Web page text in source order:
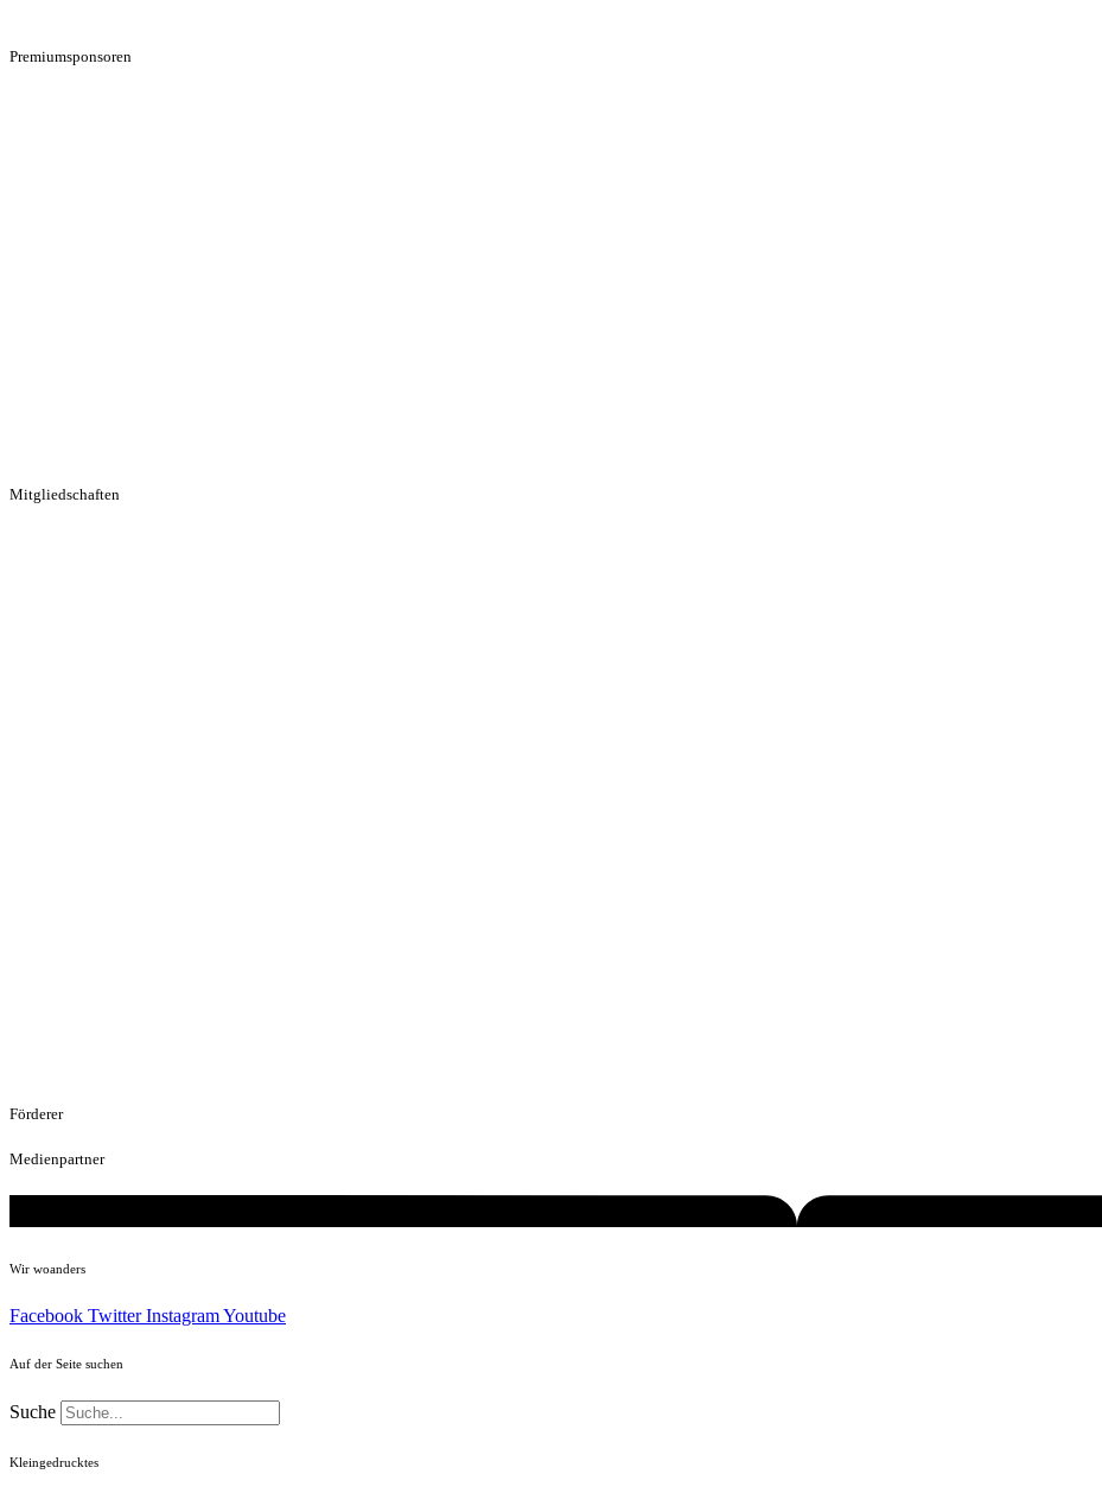
Premiumsponsoren
Mitgliedschaften
Förderer
Medienpartner
Wir woanders
Facebook Twitter InstagramYoutube
Auf der Seite suchen
Suche
Kleingedrucktes